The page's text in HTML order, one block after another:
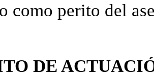
como perito del
DE